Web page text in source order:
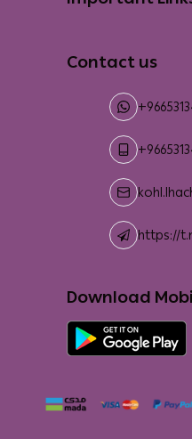
Contact us
https://
Download